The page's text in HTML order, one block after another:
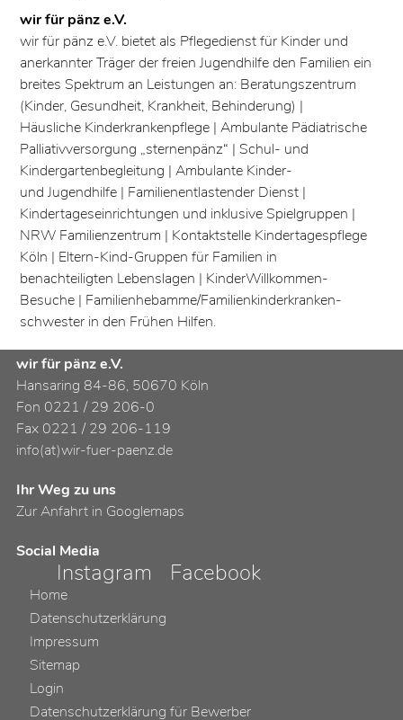
wir für pänz e.V.
wir für pänz e.V. bietet als Pflegedienst für Kinder und
anerkannter Träger der freien Jugendhilfe den Familien ein
breites Spektrum an Leistungen an: Beratungszentrum
(Kinder, Gesundheit, Krankheit, Behinderung) |
Häusliche Kinderkrankenpflege | Ambulante Pädiatrische
Palliativversorgung „sternenpänz“ | Schul- und
Kindergartenbegleitung | Ambulante Kinder-
und Jugendhilfe | Familienentlastender Dienst |
Kindertageseinrichtungen und inklusive Spielgruppen |
NRW Familienzentrum | Kontaktstelle Kindertagespflege
Köln | Eltern-Kind-Gruppen für Familien in
benachteiligten Lebenslagen | KinderWillkommen-
Besuche | Familienhebamme/Familienkinderkranken-
schwester in den Frühen Hilfen.
wir für pänz e.V.
Hansaring 84-86, 50670 Köln
Fon 0221 / 29 206-0
Fax 0221 / 29 206-119
info(at)wir-fuer-paenz.de
Ihr Weg zu uns
Zur Anfahrt in Googlemaps
Social Media
Instagram Facebook
Home
Datenschutzerklärung
Impressum
Sitemap
Login
Datenschutzerklärung für Bewerber